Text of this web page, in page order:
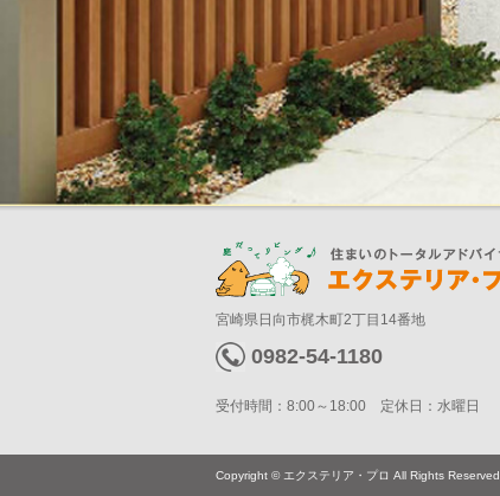
宮崎県日向市梶木町2丁目14番地
0982-54-1180
受付時間：8:00～18:00 定休日：水曜日
Copyright © エクステリア・プロ All Rights Reserved.